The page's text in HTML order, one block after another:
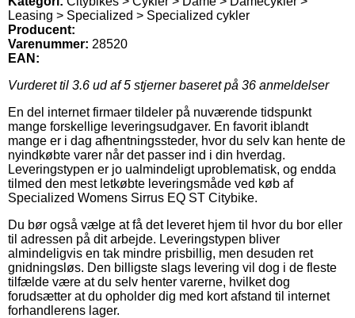
Leasing > Specialized > Specialized cykler
Producent:
Varenummer: 28520
EAN:
Vurderet til 3.6 ud af 5 stjerner baseret på 36 anmeldelser
En del internet firmaer tildeler på nuværende tidspunkt
mange forskellige leveringsudgaver. En favorit iblandt
mange er i dag afhentningssteder, hvor du selv kan hente de
nyindkøbte varer når det passer ind i din hverdag.
Leveringstypen er jo ualmindeligt uproblematisk, og endda
tilmed den mest letkøbte leveringsmåde ved køb af
Specialized Womens Sirrus EQ ST Citybike.
Du bør også vælge at få det leveret hjem til hvor du bor eller
til adressen på dit arbejde. Leveringstypen bliver
almindeligvis en tak mindre prisbillig, men desuden ret
gnidningsløs. Den billigste slags levering vil dog i de fleste
tilfælde være at du selv henter varerne, hvilket dog
forudsætter at du opholder dig med kort afstand til internet
forhandlerens lager.